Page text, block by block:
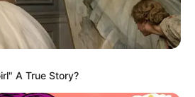
A True Story?